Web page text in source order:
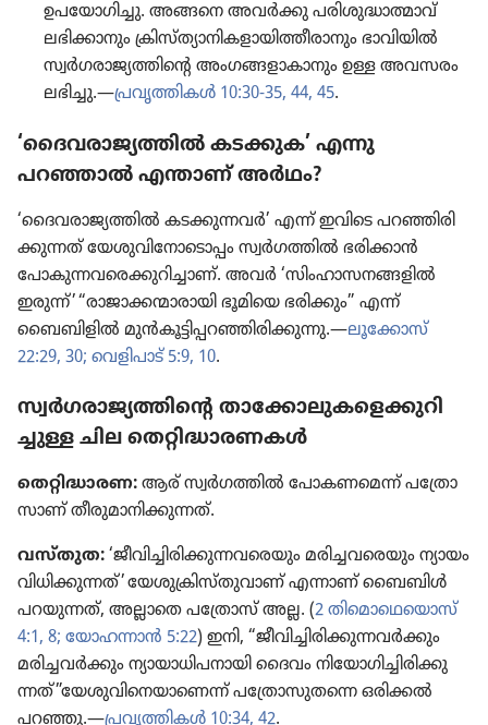
ഉപയോ​ഗി​ച്ചു. അങ്ങനെ അവർക്കു പരിശു​ദ്ധാ​ത്മാവ്‌
ലഭിക്കാ​നും ക്രിസ്‌ത്യാ​നി​ക​ളാ​യി​ത്തീ​രാ​നും ഭാവി​യിൽ
സ്വർഗ​രാ​ജ്യ​ത്തി​ന്റെ അംഗങ്ങ​ളാ​കാ​നും ഉള്ള അവസരം
ലഭിച്ചു.—പ്രവൃ​ത്തി​കൾ 10:30-35, 44, 45.
‘ദൈവ​രാ​ജ്യ​ത്തിൽ കടക്കുക’ എന്നു
പറഞ്ഞാൽ എന്താണ്‌ അർഥം?
‘ദൈവ​രാ​ജ്യ​ത്തിൽ കടക്കു​ന്ന​വർ’ എന്ന്‌ ഇവിടെ പറഞ്ഞി​രി​
ക്കു​ന്നത്‌ യേശു​വി​നോ​ടൊ​പ്പം സ്വർഗ​ത്തിൽ ഭരിക്കാൻ
പോകു​ന്ന​വ​രെ​ക്കു​റി​ച്ചാണ്‌. അവർ ‘സിംഹാ​സ​ന​ങ്ങ​ളിൽ
ഇരുന്ന്‌’ “രാജാ​ക്ക​ന്മാ​രാ​യി ഭൂമിയെ ഭരിക്കും” എന്ന്‌
ബൈബി​ളിൽ മുൻകൂ​ട്ടി​പ്പ​റ​ഞ്ഞി​രി​ക്കു​ന്നു.—ലൂക്കോസ്‌
22:29, 30; വെളി​പാട്‌ 5:9, 10.
സ്വർഗ​രാ​ജ്യ​ത്തി​ന്റെ താക്കോ​ലു​ക​ളെ​ക്കു​റി​
ച്ചുള്ള ചില തെറ്റി​ദ്ധാ​ര​ണ​കൾ
തെറ്റി​ദ്ധാ​രണ: ആര്‌ സ്വർഗ​ത്തിൽ പോക​ണ​മെന്ന്‌ പത്രോ​
സാണ്‌ തീരു​മാ​നി​ക്കു​ന്നത്‌.
വസ്‌തുത: ‘ജീവി​ച്ചി​രി​ക്കു​ന്ന​വ​രെ​യും മരിച്ച​വ​രെ​യും ന്യായം
വിധി​ക്കു​ന്നത്‌’ യേശു​ക്രി​സ്‌തു​വാണ്‌ എന്നാണ്‌ ബൈബിൾ
പറയു​ന്നത്‌, അല്ലാതെ പത്രോസ്‌ അല്ല. (2 തിമൊ​ഥെ​യൊസ്‌
4:1, 8; യോഹ​ന്നാൻ 5:22) ഇനി, “ജീവി​ച്ചി​രി​ക്കു​ന്ന​വർക്കും
മരിച്ച​വർക്കും ന്യായാ​ധി​പ​നാ​യി ദൈവം നിയോ​ഗി​ച്ചി​രി​ക്കു​
ന്നത്‌”യേശു​വി​നെ​യാ​ണെന്ന്‌ പത്രോ​സു​ത​ന്നെ ഒരിക്കൽ
പറഞ്ഞു.—പ്രവൃ​ത്തി​കൾ 10:34, 42.